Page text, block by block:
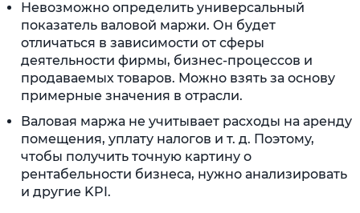
Невозможно определить универсальный
показатель валовой маржи. Он будет
отличаться в зависимости от сферы
деятельности фирмы, бизнес-процессов и
продаваемых товаров. Можно взять за основу
примерные значения в отрасли.
Валовая маржа не учитывает расходы на аренду
помещения, уплату налогов и т. д. Поэтому,
чтобы получить точную картину о
рентабельности бизнеса, нужно анализировать
и другие KPI.